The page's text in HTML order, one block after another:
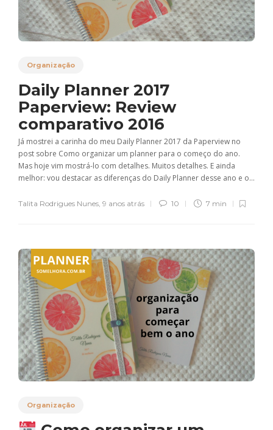
Organização
Daily Planner 2017
Paperview: Review
comparativo 2016
Já mostrei a carinha do meu Daily Planner 2017 da Paperview no
post sobre Como organizar um planner para o começo do ano.
Mas hoje vim mostrá-lo com detalhes. Muitos detalhes. E ainda
melhor: vou destacar as diferenças do Daily Planner desse ano e o...
Talita Rodrigues Nunes, 9 anos atrás 10 7 min
Organização